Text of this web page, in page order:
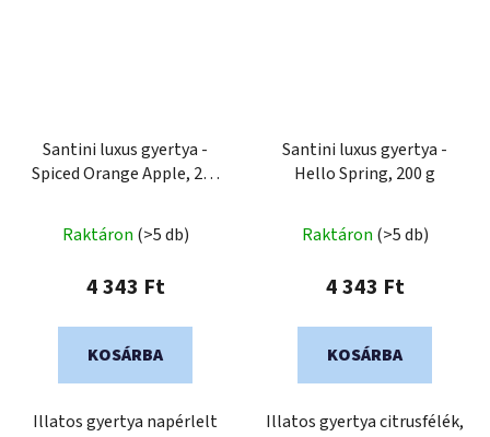
Santini luxus gyertya -
Spiced Orange Apple, 200
Raktáron (>5 db)
4 343 Ft
KOSÁRBA
Illatos gyertya napérlelt
Santini luxus gyertya -
Hello Spring, 200 g
Raktáron (>5 db)
4 343 Ft
KOSÁRBA
Illatos gyertya citrusfélék,